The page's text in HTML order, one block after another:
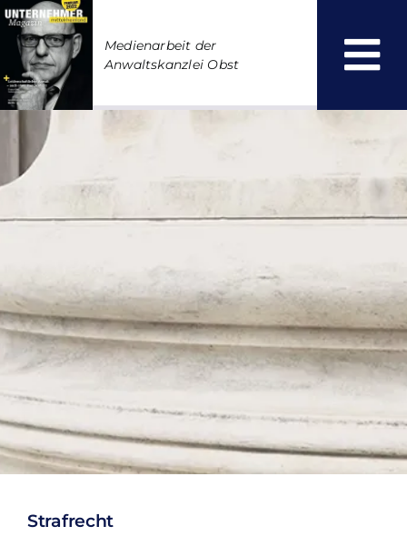
Zum
Inhalt
springen
Medienarbeit der
Anwaltskanzlei Obst
Strafrecht